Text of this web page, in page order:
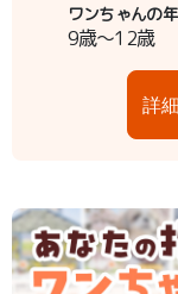
ワンちゃんの
9歳～12歳
詳